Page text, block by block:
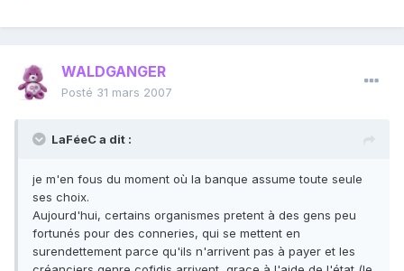
WALDGANGER
Posté 31 mars 2007
LaFéeC a dit :
je m'en fous du moment où la banque assume toute seule
ses choix.
Aujourd'hui, certains organismes pretent à des gens peu
fortunés pour des conneries, qui se mettent en
surendettement parce qu'ils n'arrivent pas à payer et les